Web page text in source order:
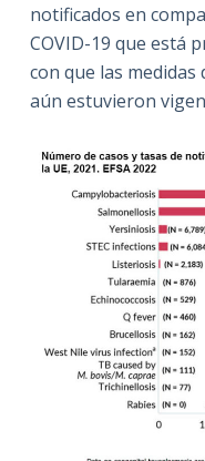
notificados en
COVID-19 que está
con que las
aún estuvieron